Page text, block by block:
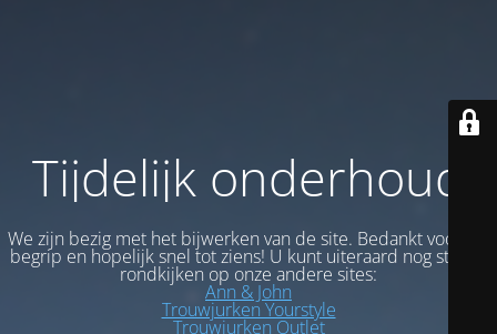
Tijdelijk onderhoud
We zijn bezig met het bijwerken van de site. Bedankt voor uw
begrip en hopelijk snel tot ziens! U kunt uiteraard nog steeds
rondkijken op onze andere sites:
Ann & John
Trouwjurken Yourstyle
Trouwjurken Outlet